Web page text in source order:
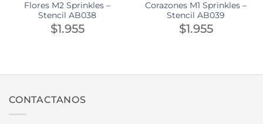
Flores M2 Sprinkles –
Stencil AB038
$1.955
Corazones M1 Sprinkles –
Stencil AB039
$1.955
CONTACTANOS